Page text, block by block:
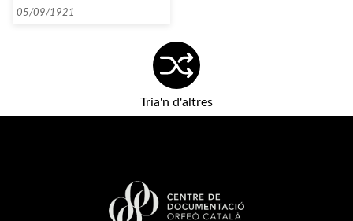
05/09/1921
Tria'n d'altres